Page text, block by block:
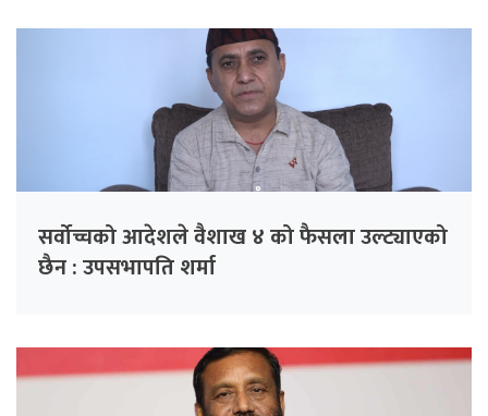
सर्वोच्चको आदेशले वैशाख ४ को फैसला उल्ट्याएको
छैन : उपसभापति शर्मा